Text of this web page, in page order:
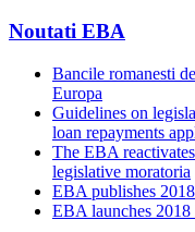
Noutati EBA
Bancile romanesti
Europa
Guidelines on
loan repayments
The EBA
legislative moratoria
EBA publishes
EBA launches